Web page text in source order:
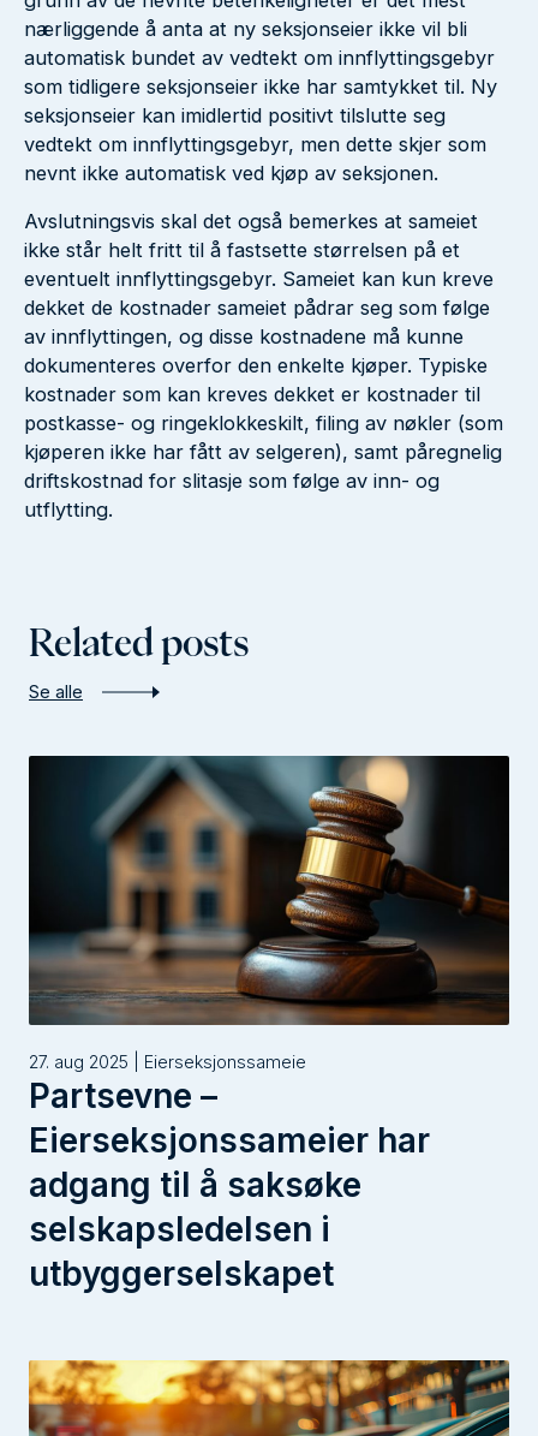
nærliggende å anta at ny seksjonseier ikke vil bli
automatisk bundet av vedtekt om innflyttingsgebyr
som tidligere seksjonseier ikke har samtykket til. Ny
seksjonseier kan imidlertid positivt tilslutte seg
vedtekt om innflyttingsgebyr, men dette skjer som
nevnt ikke automatisk ved kjøp av seksjonen.
Avslutningsvis skal det også bemerkes at sameiet
ikke står helt fritt til å fastsette størrelsen på et
eventuelt innflyttingsgebyr. Sameiet kan kun kreve
dekket de kostnader sameiet pådrar seg som følge
av innflyttingen, og disse kostnadene må kunne
dokumenteres overfor den enkelte kjøper. Typiske
kostnader som kan kreves dekket er kostnader til
postkasse- og ringeklokkeskilt, filing av nøkler (som
kjøperen ikke har fått av selgeren), samt påregnelig
driftskostnad for slitasje som følge av inn- og
utflytting.
Related posts
Se alle
27. aug 2025 | Eierseksjonssameie
Partsevne –
Eierseksjonssameier har
adgang til å saksøke
selskapsledelsen i
utbyggerselskapet